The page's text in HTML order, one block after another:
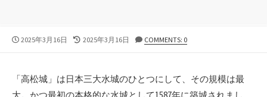
公
2025年3月16日
最
新
日
2025年3月16日 COMMENTS: 0
「高松城」は日本三大水城のひとつにして、その規模は最